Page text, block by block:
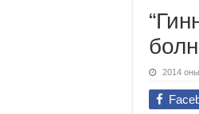
2014